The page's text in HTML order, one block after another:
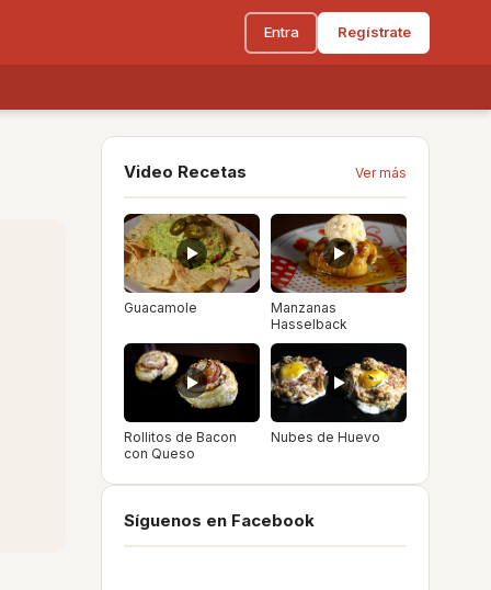
Entra Regístrate
Video Recetas Ver más
Guacamole
Manzanas
Hasselback
Rollitos de Bacon
con Queso
Nubes de Huevo
Síguenos en Facebook